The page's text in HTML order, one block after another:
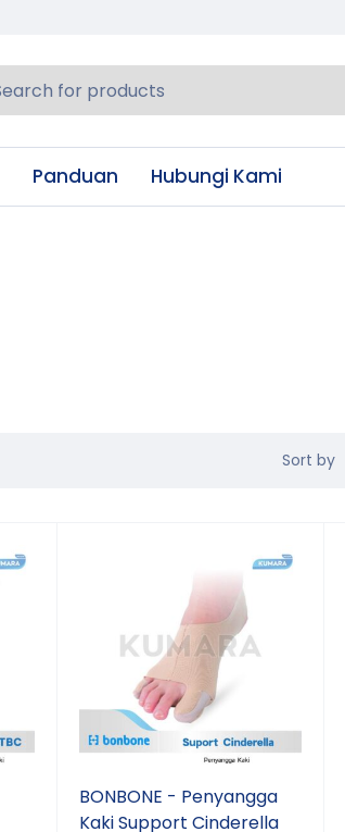
Panduan Hubungi Kami
Sort by
BONBONE - Penyangga
Kaki Support Cinderella